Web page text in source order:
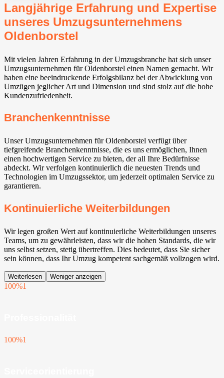
Langjährige Erfahrung und Expertise
unseres Umzugsunternehmens
Oldenborstel
Mit vielen Jahren Erfahrung in der Umzugsbranche hat sich unser
Umzugsunternehmen für Oldenborstel einen Namen gemacht. Wir
haben eine beeindruckende Erfolgsbilanz bei der Abwicklung von
Umzügen jeglicher Art und Dimension und sind stolz auf die hohe
Kundenzufriedenheit.
Branchenkenntnisse
Unser Umzugsunternehmen für Oldenborstel verfügt über
tiefgreifende Branchenkenntnisse, die es uns ermöglichen, Ihnen
einen hochwertigen Service zu bieten, der all Ihre Bedürfnisse
abdeckt. Wir verfolgen kontinuierlich die neuesten Trends und
Technologien im Umzugssektor, um jederzeit optimalen Service zu
garantieren.
Kontinuierliche Weiterbildungen
Wir legen großen Wert auf kontinuierliche Weiterbildungen unseres
Teams, um zu gewährleisten, dass wir die hohen Standards, die wir
uns selbst setzen, stetig übertreffen. Dies bedeutet, dass Sie sicher
sein können, dass Ihr Umzug kompetent sachgemäß vollzogen wird.
Weiterlesen Weniger anzeigen
100%1
100%1